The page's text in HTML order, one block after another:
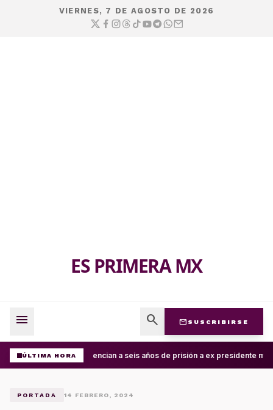
VIERNES, 7 DE AGOSTO DE 2026
ES PRIMERA MX
menu search mail SUSCRIBIRSE
ÚLTIMA HORASentencian a seis años de prisión a ex presidente
PORTADA 14 FEBRERO, 2024